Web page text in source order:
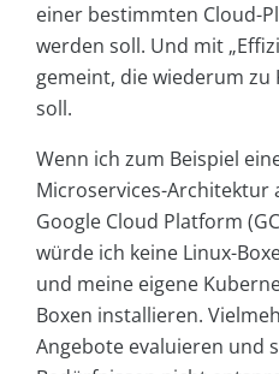
einer bestimmten Cloud-
werden soll. Und mit
gemeint, die wiederum
soll.
Wenn ich zum Beispiel
Microservices-Architektur
Google Cloud Platform
würde ich keine Linux-
und meine eigene
Boxen installieren.
Angebote evaluieren und